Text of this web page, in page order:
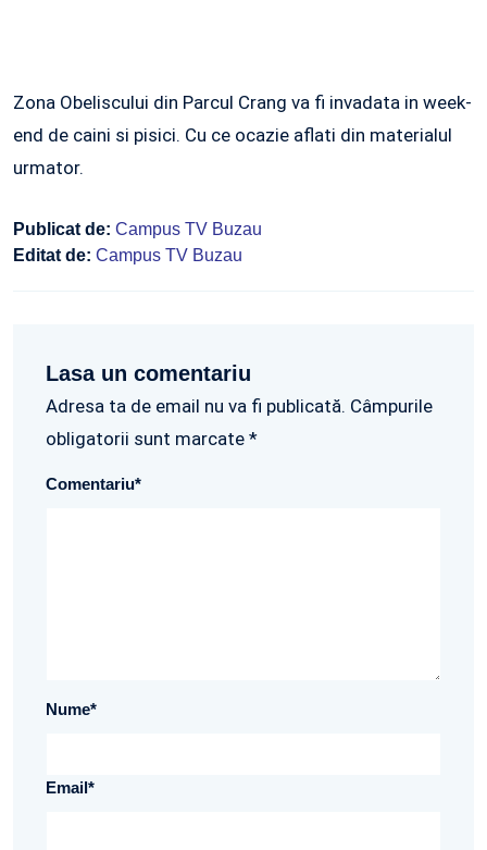
Zona Obeliscului din Parcul Crang va fi invadata in week-
end de caini si pisici. Cu ce ocazie aflati din materialul
urmator.
Publicat de: Campus TV Buzau
Editat de: Campus TV Buzau
Lasa un comentariu
Adresa ta de email nu va fi publicată. Câmpurile
obligatorii sunt marcate *
Comentariu*
Nume*
Email*